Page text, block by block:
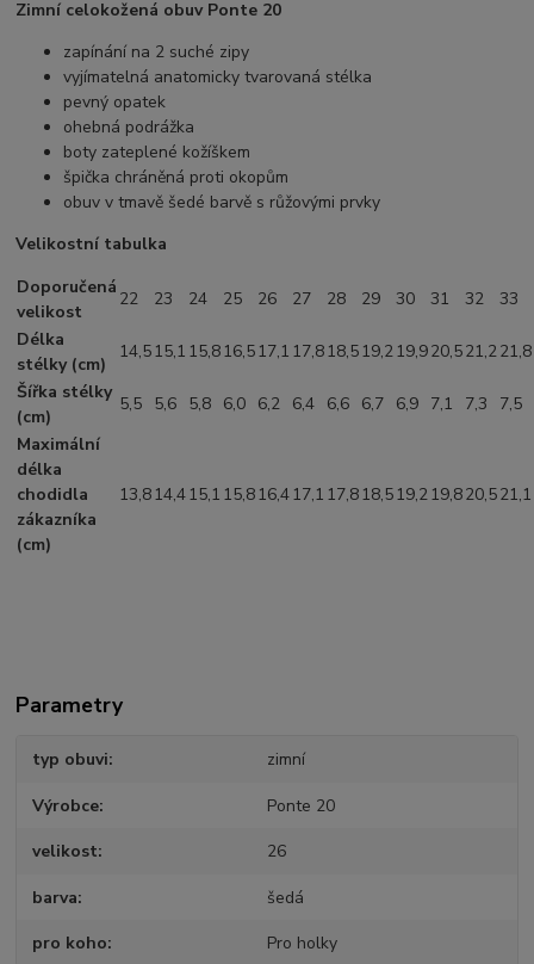
Zimní celokožená obuv Ponte 20
zapínání na 2 suché zipy
vyjímatelná anatomicky tvarovaná stélka
pevný opatek
ohebná podrážka
boty zateplené kožíškem
špička chráněná proti okopům
obuv v tmavě šedé barvě s růžovými prvky
Velikostní tabulka
Doporučená
velikost
22 23 24 25 26 27 28 29 30 31 32
33
Délka
stélky (cm)
14,515,1 15,816,517,1 17,818,519,219,920,521,221,8
Šířka stélky
(cm)
5,5 5,6 5,8 6,0 6,2 6,4 6,6 6,7 6,9 7,1 7,3
7,5
Maximální
délka
chodidla
zákazníka
(cm)
13,814,415,1 15,816,417,1 17,818,519,219,820,521,1
Parametry
typ obuvi zimní
Výrobce Ponte 20
velikost 26
barva šedá
pro koho Pro holky